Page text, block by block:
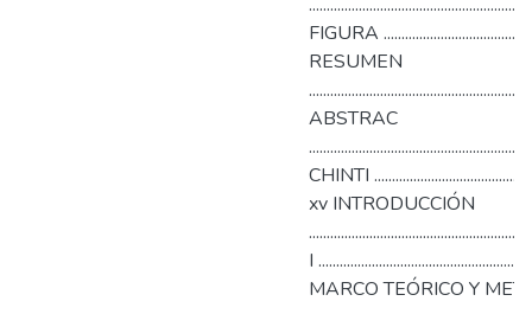
FIGURA
RESUMEN
ABSTRAC
CHINTI
xv INTRODUCCIÓN
I
MARCO TEÓRICO Y